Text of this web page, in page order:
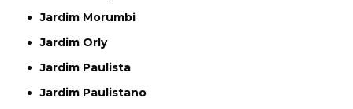
Jardim Morumbi
Jardim Orly
Jardim Paulista
Jardim Paulistano